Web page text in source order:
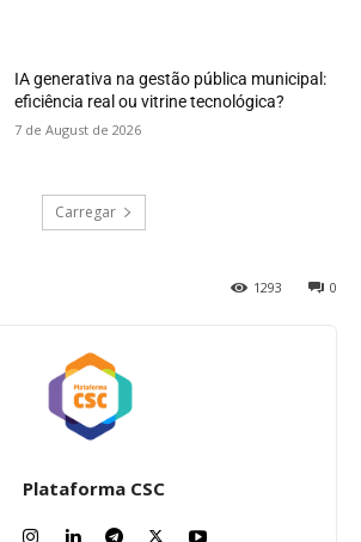
IA generativa na gestão pública municipal:
eficiência real ou vitrine tecnológica?
7 de August de 2026
Carregar
0
1293
Plataforma CSC